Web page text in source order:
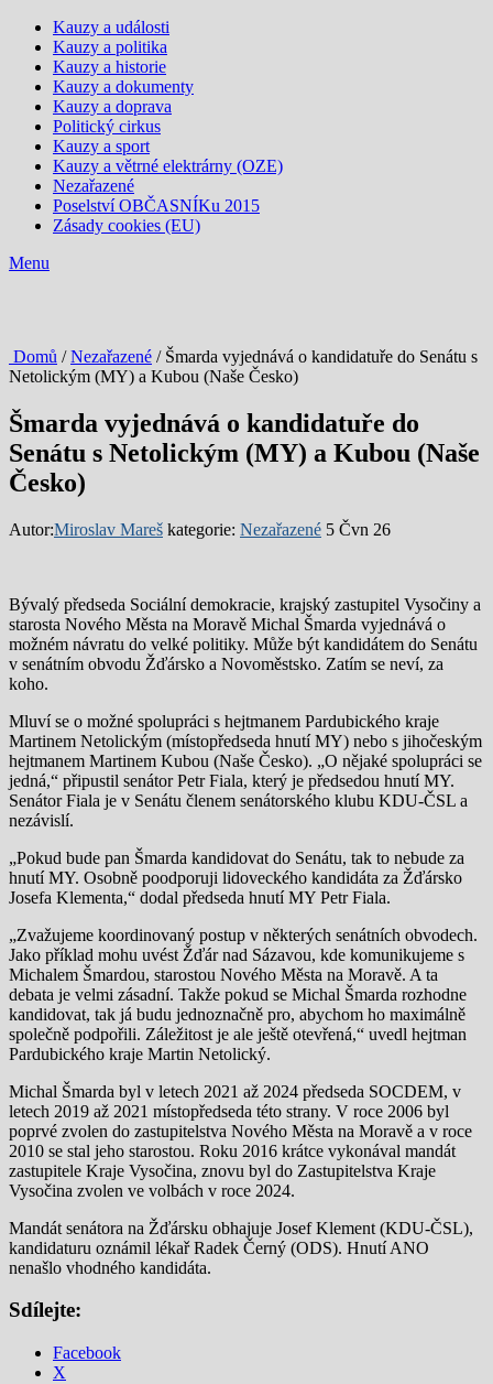
Kauzy a události
Kauzy a politika
Kauzy a historie
Kauzy a dokumenty
Kauzy a doprava
Politický cirkus
Kauzy a sport
Kauzy a větrné elektrárny (OZE)
Nezařazené
Poselství OBČASNÍKu 2015
Zásady cookies (EU)
Menu
Domů /Nezařazené / Šmarda vyjednává o kandidatuře do Senátu s
Netolickým (MY) a Kubou (Naše Česko)
Šmarda vyjednává o kandidatuře do
Senátu s Netolickým (MY) a Kubou (Naše
Česko)
Autor:Miroslav Mareš kategorie: Nezařazené 5 Čvn 26
Bývalý předseda Sociální demokracie, krajský zastupitel Vysočiny a
starosta Nového Města na Moravě Michal Šmarda vyjednává o
možném návratu do velké politiky. Může být kandidátem do Senátu
v senátním obvodu Žďársko a Novoměstsko. Zatím se neví, za
koho.
Mluví se o možné spolupráci s hejtmanem Pardubického kraje
Martinem Netolickým (místopředseda hnutí MY) nebo s jihočeským
hejtmanem Martinem Kubou (Naše Česko). „O nějaké spolupráci se
jedná,“ připustil senátor Petr Fiala, který je předsedou hnutí MY.
Senátor Fiala je v Senátu členem senátorského klubu KDU-ČSL a
nezávislí.
„Pokud bude pan Šmarda kandidovat do Senátu, tak to nebude za
hnutí MY. Osobně poodporuji lidoveckého kandidáta za Žďársko
Josefa Klementa,“ dodal předseda hnutí MY Petr Fiala.
„Zvažujeme koordinovaný postup v některých senátních obvodech.
Jako příklad mohu uvést Žďár nad Sázavou, kde komunikujeme s
Michalem Šmardou, starostou Nového Města na Moravě. A ta
debata je velmi zásadní. Takže pokud se Michal Šmarda rozhodne
kandidovat, tak já budu jednoznačně pro, abychom ho maximálně
společně podpořili. Záležitost je ale ještě otevřená,“ uvedl hejtman
Pardubického kraje Martin Netolický.
Michal Šmarda byl v letech 2021 až 2024 předseda SOCDEM, v
letech 2019 až 2021 místopředseda této strany. V roce 2006 byl
poprvé zvolen do zastupitelstva Nového Města na Moravě a v roce
2010 se stal jeho starostou. Roku 2016 krátce vykonával mandát
zastupitele Kraje Vysočina, znovu byl do Zastupitelstva Kraje
Vysočina zvolen ve volbách v roce 2024.
Mandát senátora na Žďársku obhajuje Josef Klement (KDU-ČSL),
kandidaturu oznámil lékař Radek Černý (ODS). Hnutí ANO
nenašlo vhodného kandidáta.
Sdílejte:
Facebook
X